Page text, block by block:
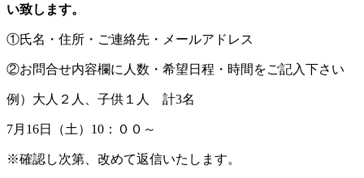
い致します。
①氏名・住所・ご連絡先・メールアドレス
②お問合せ内容欄に人数・希望日程・時間をご記入下さい
例）大人２人、子供１人 計3名
7月16日（土）10：００～
※確認し次第、改めて返信いたします。